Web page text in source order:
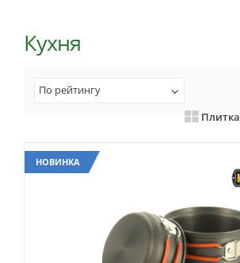
Кухня
По рейтингу
Плитка
НОВИНКА